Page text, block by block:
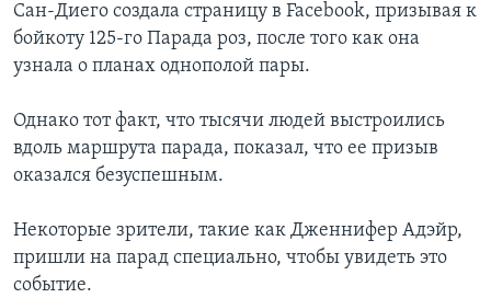
Сан-Диего создала страницу в Facebook, призывая к
бойкоту 125-го Парада роз, после того как она
узнала о планах однополой пары.
Однако тот факт, что тысячи людей выстроились
вдоль маршрута парада, показал, что ее призыв
оказался безуспешным.
Некоторые зрители, такие как Дженнифер Адэйр,
пришли на парад специально, чтобы увидеть это
событие.